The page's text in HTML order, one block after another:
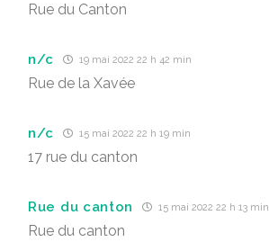
Rue du Canton
n/c 19 mai 2022 22 h 42 min
Rue de la Xavée
n/c 15 mai 2022 22 h 19 min
17 rue du canton
Rue du canton 15 mai 2022 22 h 13 min
Rue du canton